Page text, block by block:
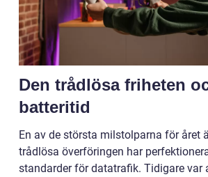
Den trådlösa friheten
batteritid
En av de största milstolparna för året
trådlösa överföringen har
standarder för datatrafik. Tidigare var